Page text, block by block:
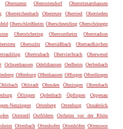
Obernzenn Oberostendorf
Oberottmarshausen
Oberreichenbach Oberreute Oberried
Oberrieden
Oberschleißheim Oberschneiding Oberschönegg
Obersöchering Obersontheim
Oberstadion
Obersulm Obersüßbach
Obertaufkirchen
Obertrubach Oberviechtach
Oberwesel
Ochsenhausen Odelzhausen Oedheim Oerlenbach
Offenburg Offenhausen Offingen Ofterdingen
Ohlstadt Ohmden Öhningen
Ohrenbach
Öllingen Opfenbach Öpfingen
Oppenau
Nenzingen Ortenberg Ortenburg
Osnabrück
Osterzell Ostfildern
Ostheim vor der Rhön
Ottenbach Ottenhofen Ottenhöfen Ottensoos